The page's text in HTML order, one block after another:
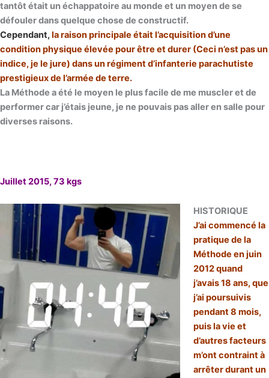
tantôt était un échappatoire au monde et un moyen de se
défouler dans quelque chose de constructif.
Cependant, la raison principale était l’acquisition d’une
condition physique élevée pour être et durer (Ceci n’est pas un
indice, je le jure) dans un régiment d’infanterie parachutiste
prestigieux de l’armée de terre.
La Méthode a été le moyen le plus facile de me muscler et de
performer car j’étais jeune, je ne pouvais pas aller en salle pour
diverses raisons.
Juillet 2015, 73 kgs
HISTORIQUE
J’ai commencé la
pratique de la
Méthode en juin
2012 quand
j’avais 18 ans, que
j’ai poursuivis
pendant 8 mois,
puis la vie et
d’autres facteurs
m’ont contraint à
arrêter durant un